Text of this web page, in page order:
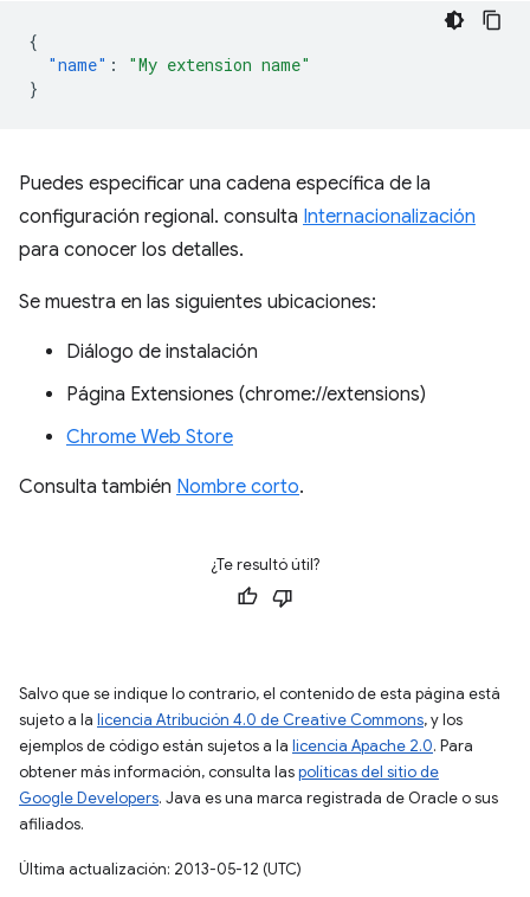
{
"name" :
"My extension name"
}
Puedes especificar una cadena específica de la
configuración regional. consulta Internacionalización
para conocer los detalles.
Se muestra en las siguientes ubicaciones:
Diálogo de instalación
Página Extensiones (chrome://extensions)
Chrome Web Store
Consulta también Nombre corto.
¿Te resultó útil?
Salvo que se indique lo contrario, el contenido de esta página está
sujeto a la licencia Atribución 4.0 de Creative Commons, y los
ejemplos de código están sujetos a la licencia Apache 2.0. Para
obtener más información, consulta laspolíticas del sitio de
Google Developers. Java es una marca registrada de Oracle o sus
afiliados.
Última actualización: 2013-05-12 (UTC)